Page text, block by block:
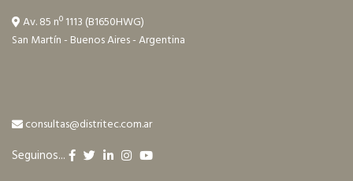
Av. 85 nº 1113 (B1650HWG)
San Martín - Buenos Aires - Argentina
consultas@distritec.com.ar
Seguinos...